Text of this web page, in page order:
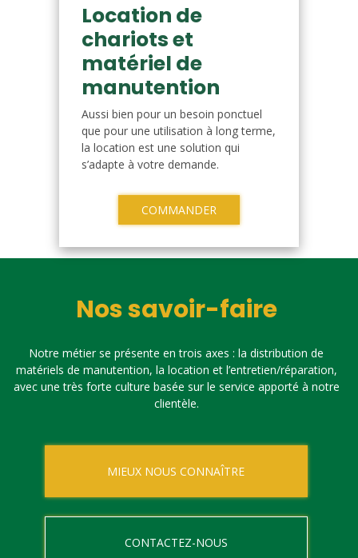
Location de
chariots et
matériel de
manutention
Aussi bien pour un besoin ponctuel
que pour une utilisation à long terme,
la location est une solution qui
s’adapte à votre demande.
COMMANDER
Nos savoir-faire
Notre métier se présente en trois axes : la distribution de
matériels de manutention, la location et l’entretien/réparation,
avec une très forte culture basée sur le service apporté à notre
clientèle.
MIEUX NOUS CONNAÎTRE
CONTACTEZ-NOUS